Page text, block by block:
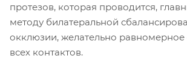
протезов, которая проводится,
методу билатеральной
окклюзии, желательно
всех контактов.